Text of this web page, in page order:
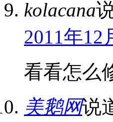
kolacana
2011年12
看看怎么
美鹅网说